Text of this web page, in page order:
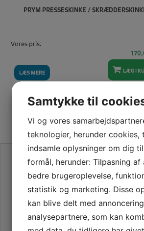
PRYM PRESSESKINKE /
LÆS MERE
Vores pris:
LÆG I
SE VORES ANMELDELSER
Samtykke til
Vi og vores
teknologier, herunder cookies,
indsamle oplysninger om dig
formål, herunder: Tilpasning af
bedre brugeroplevelse,
statistik og marketing. Disse
kan blive delt med
analysepartnere, som kan